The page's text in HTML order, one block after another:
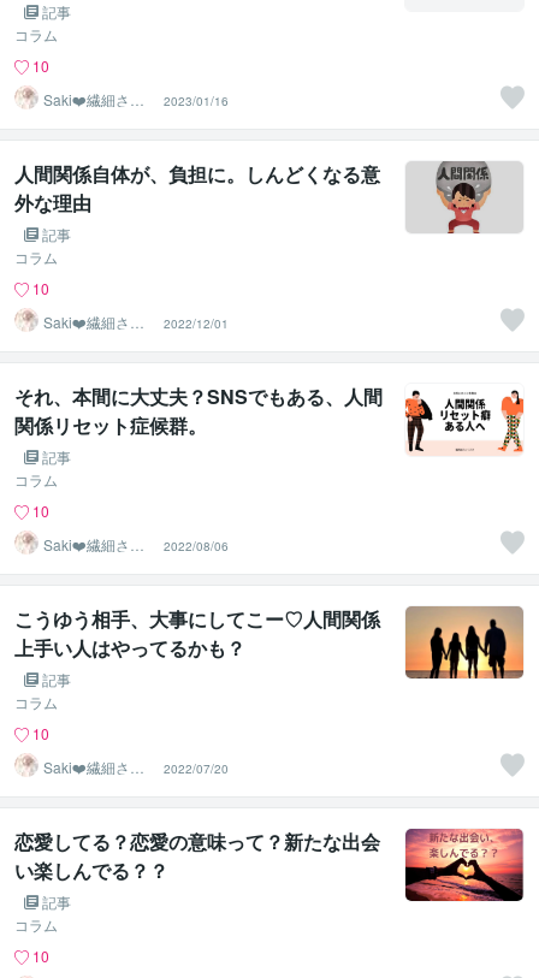
記事
コラム
10
Saki❤️繊細さん
のハッピーサポ
ーター
2023/01/16
人間関係自体が、負担に。しんどくなる意
外な理由
記事
コラム
10
Saki❤️繊細さん
のハッピーサポ
ーター
2022/12/01
それ、本間に大丈夫？SNSでもある、人間
関係リセット症候群。
記事
コラム
10
Saki❤️繊細さん
のハッピーサポ
ーター
2022/08/06
こうゆう相手、大事にしてこー♡人間関係
上手い人はやってるかも？
記事
コラム
10
Saki❤️繊細さん
のハッピーサポ
ーター
2022/07/20
恋愛してる？恋愛の意味って？新たな出会
い楽しんでる？？
記事
コラム
10